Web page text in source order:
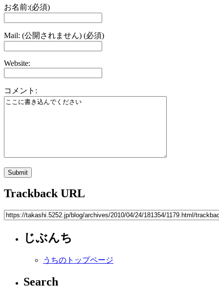
お名前:(必須)
Mail: (公開されません) (必須)
Website:
コメント:
Trackback URL
じぶんち
うちのトップページ
Search